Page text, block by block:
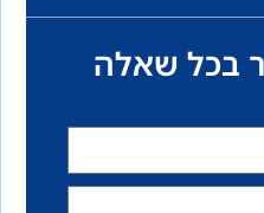
בכל שאלה